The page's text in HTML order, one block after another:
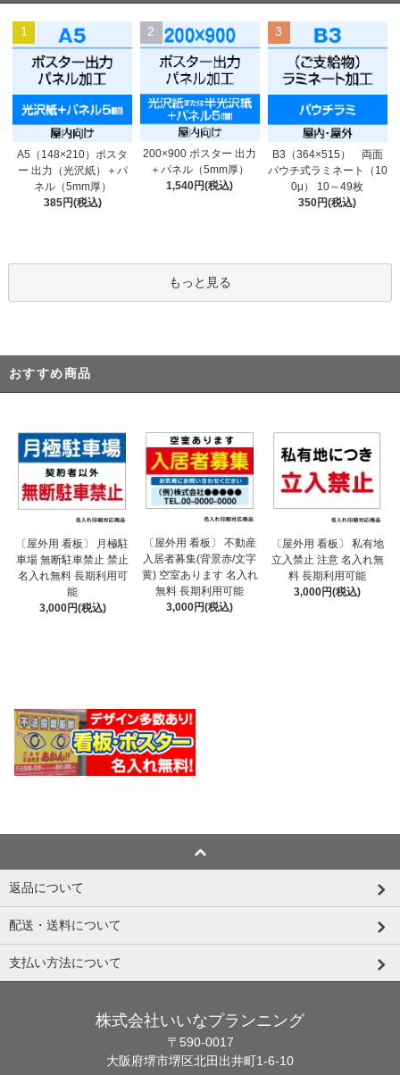
1
A5（148×210）ポスタ
ー 出力（光沢紙）＋パ
ネル（5mm厚）
385円(税込)
2
200×900 ポスター 出力
＋パネル（5mm厚）
1,540円(税込)
3
B3（364×515） 両面
パウチ式ラミネート（10
0μ） 10～49枚
350円(税込)
もっと見る
おすすめ商品
〔屋外用 看板〕 月極駐
車場 無断駐車禁止 禁止
名入れ無料 長期利用可
能
3,000円(税込)
〔屋外用 看板〕 不動産
入居者募集(背景赤/文字
黄) 空室あります 名入れ
無料 長期利用可能
3,000円(税込)
〔屋外用 看板〕 私有地
立入禁止 注意 名入れ無
料 長期利用可能
3,000円(税込)
返品について
配送・送料について
支払い方法について
株式会社いいなプランニング
〒590-0017
大阪府堺市堺区北田出井町1-6-10